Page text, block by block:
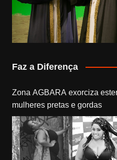
Faz a Diferença
Zona AGBARA exorciza
mulheres pretas e gordas